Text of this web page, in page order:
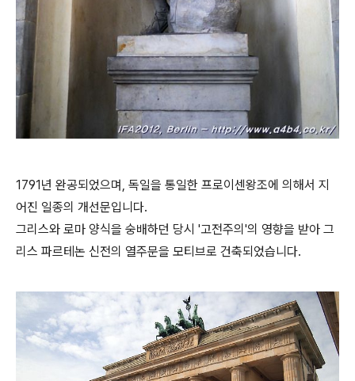
1791년 완공되었으며, 독일을 통일한 프로이센왕조에 의해서 지
어진 일종의 개선문입니다.
그리스와 로마 양식을 숭배하던 당시 '고전주의'의 영향을 받아 그
리스 파르테논 신전의 열주문을 모티브로 건축되었습니다.